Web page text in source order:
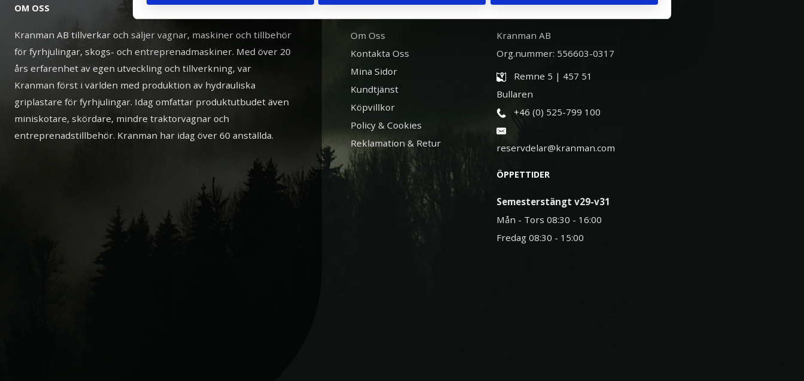
OM OSS
Kranman AB tillverkar och säljer vagnar, maskiner och tillbehör
för fyrhjulingar, skogs- och entreprenadmaskiner. Med över 20
års erfarenhet av egen utveckling och tillverkning, var
Kranman först i världen med produktion av hydrauliska
griplastare för fyrhjulingar. Idag omfattar produktutbudet även
miniskotare, skördare, mindre traktorvagnar och
entreprenadstillbehör. Kranman har idag över 60 anställda.
INFORMATION
Om Oss
Kontakta Oss
Mina Sidor
Kundtjänst
Köpvillkor
Policy & Cookies
Reklamation & Retur
BUTIK
Kranman AB
Org.nummer: 556603-0317
Remne 5 | 457 51
Bullaren
+46 (0) 525-799 100
reservdelar@kranman.com
ÖPPETTIDER
Semesterstängt v29-v31
Mån - Tors 08:30 - 16:00
Fredag 08:30 - 15:00